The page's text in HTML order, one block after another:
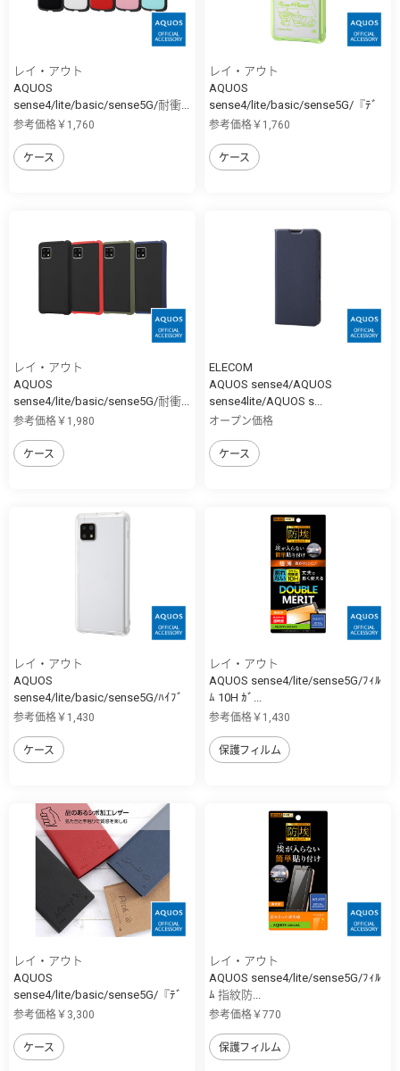
レイ・アウト
AQUOS
sense4/lite/basic/sense5G/耐衝...
参考価格￥1,760
ケース
レイ・アウト
AQUOS
sense4/lite/basic/sense5G/『ﾃﾞ
ｨ...
参考価格￥1,760
ケース
レイ・アウト
AQUOS
sense4/lite/basic/sense5G/耐衝...
参考価格￥1,980
ケース
ELECOM
AQUOS sense4/AQUOS
sense4lite/AQUOS s...
オープン価格
ケース
レイ・アウト
AQUOS
sense4/lite/basic/sense5G/ﾊｲﾌﾞ
ﾘ...
参考価格￥1,430
ケース
レイ・アウト
AQUOS sense4/lite/sense5G/ﾌｨﾙ
ﾑ 10H ｶﾞ...
参考価格￥1,430
保護フィルム
レイ・アウト
AQUOS
sense4/lite/basic/sense5G/『ﾃﾞ
ｨ...
参考価格￥3,300
ケース
レイ・アウト
AQUOS sense4/lite/sense5G/ﾌｨﾙ
ﾑ 指紋防...
参考価格￥770
保護フィルム